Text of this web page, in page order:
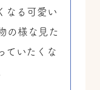
なる可愛い
の様な見た
ていたくな